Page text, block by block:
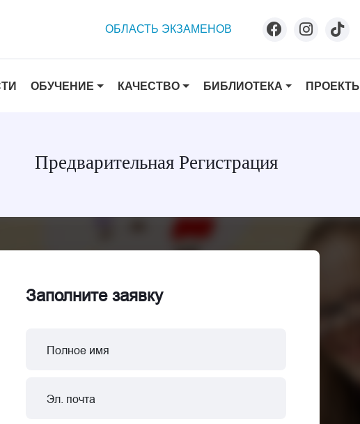
ОБЛАСТЬ ЭКЗАМЕНОВ
ОБУЧЕНИЕ КАЧЕСТВО БИБЛИОТЕКА ПРОЕКТЫ
Предварительная Регистрация
Заполните заявку